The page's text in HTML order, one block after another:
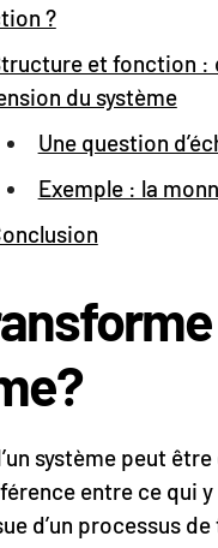
?
et fonction :
du système
Une question
Exemple : la
système peut
entre ce qui
d’un processus